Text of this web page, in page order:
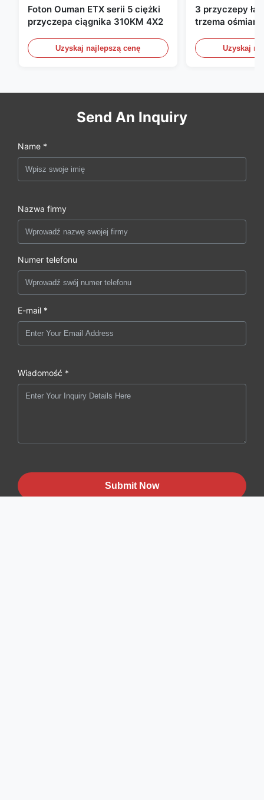
Foton Ouman ETX serii 5 ciężki
przyczepa ciągnika 310KM 4X2
Uzyskaj najlepszą cenę
3 przyczepy
trzema
bocznymiUzyskaj
Send An Inquiry
Name *
Nazwa firmy
Numer telefonu
E-mail *
Wiadomość *
Submit Now